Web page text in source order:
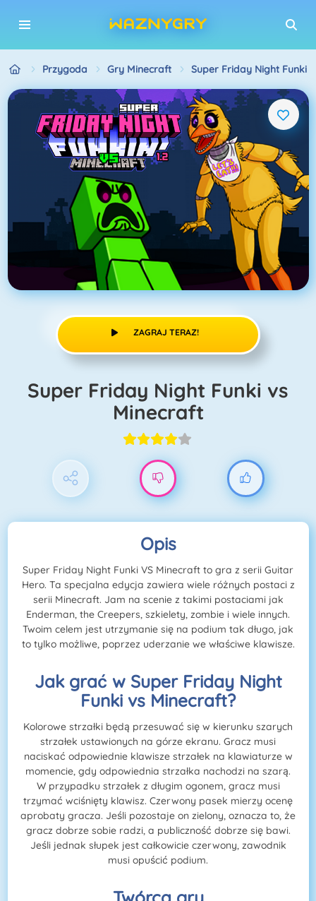
Przygoda Gry Minecraft Super Friday Night Funki
ZAGRAJ TERAZ!
Super Friday Night Funki vs
Minecraft
Opis
Super Friday Night Funki VS Minecraft to gra z serii Guitar
Hero. Ta specjalna edycja zawiera wiele różnych postaci z
serii Minecraft. Jam na scenie z takimi postaciami jak
Enderman, the Creepers, szkielety, zombie i wiele innych.
Twoim celem jest utrzymanie się na podium tak długo, jak
to tylko możliwe, poprzez uderzanie we właściwe klawisze.
Jak grać w Super Friday Night
Funki vs Minecraft?
Kolorowe strzałki będą przesuwać się w kierunku szarych
strzałek ustawionych na górze ekranu. Gracz musi
naciskać odpowiednie klawisze strzałek na klawiaturze w
momencie, gdy odpowiednia strzałka nachodzi na szarą.
W przypadku strzałek z długim ogonem, gracz musi
trzymać wciśnięty klawisz. Czerwony pasek mierzy ocenę
aprobaty gracza. Jeśli pozostaje on zielony, oznacza to, że
gracz dobrze sobie radzi, a publiczność dobrze się bawi.
Jeśli jednak słupek jest całkowicie czerwony, zawodnik
musi opuścić podium.